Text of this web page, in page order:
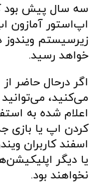
سه سال پیش بود
خواهد رسید.
اگر درحال حاضر
می‌کنید،
اعلام شده به
یا دیگر
نخواهند بود.